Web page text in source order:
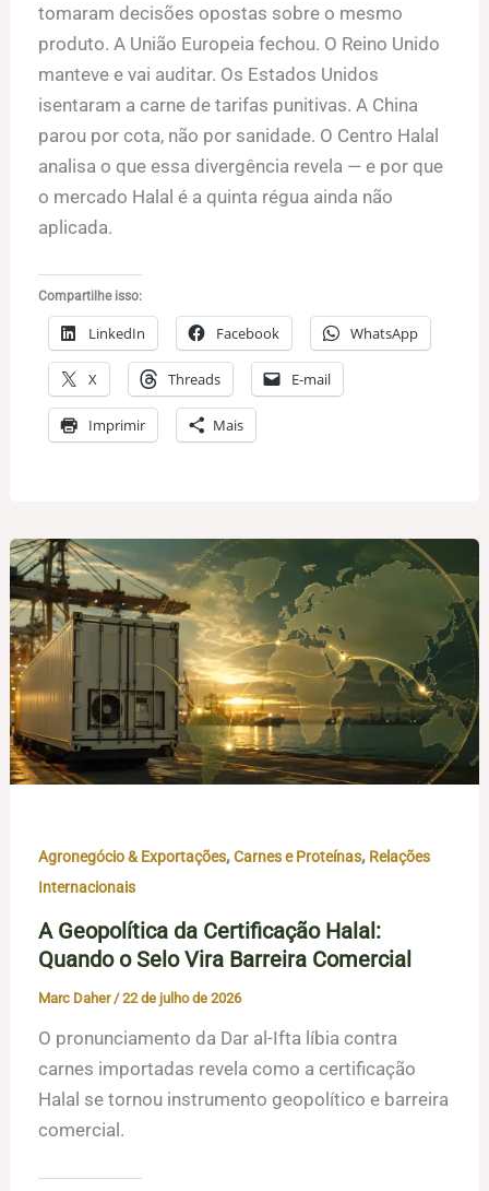
tomaram decisões opostas sobre o mesmo
produto. A União Europeia fechou. O Reino Unido
manteve e vai auditar. Os Estados Unidos
isentaram a carne de tarifas punitivas. A China
parou por cota, não por sanidade. O Centro Halal
analisa o que essa divergência revela — e por que
o mercado Halal é a quinta régua ainda não
aplicada.
Compartilhe isso:
LinkedIn Facebook WhatsApp
X Threads E-mail
Imprimir Mais
Agronegócio & Exportações,Carnes e Proteínas, Relações
Internacionais
A Geopolítica da Certificação Halal:
Quando o Selo Vira Barreira Comercial
Marc Daher /22 de julho de 2026
O pronunciamento da Dar al-Ifta líbia contra
carnes importadas revela como a certificação
Halal se tornou instrumento geopolítico e barreira
comercial.